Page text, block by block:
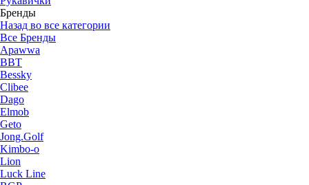
Бренды
Назад во все категории
Все Бренды
Apawwa
BBT
Bessky
Clibee
Dago
Elmob
Geto
Jong.Golf
Kimbo-o
Lion
Luck Line